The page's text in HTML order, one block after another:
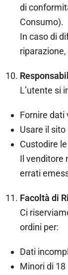
di
Consumo).
In caso di
L’utente si
Fornire dati
Usare il
Custodire
Il venditore
errati
Facoltà di
Ci
ordini per:
Dati
Minori di 18